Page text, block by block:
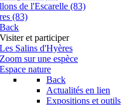
de l'Escarelle (83)
(83)
Back
Visiter et participer
Les Salins d'Hyères
Zoom sur une espèce
Espace nature
Back
Actualités en lien
Expositions et outils